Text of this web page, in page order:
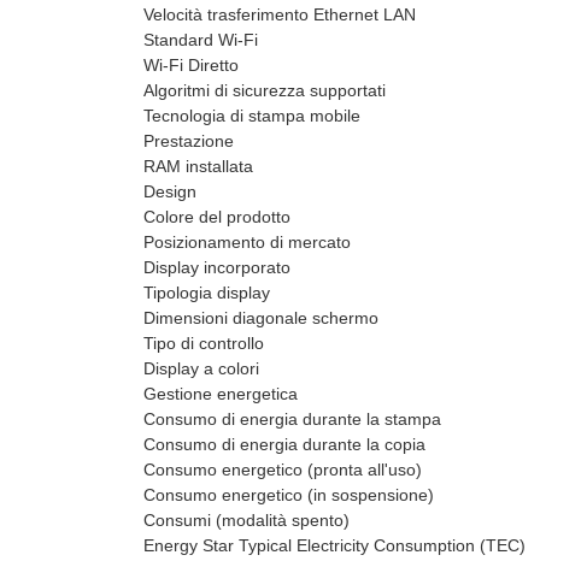
Velocità trasferimento Ethernet LAN
Standard Wi-Fi
Wi-Fi Diretto
Algoritmi di sicurezza supportati
Tecnologia di stampa mobile
Prestazione
RAM installata
Design
Colore del prodotto
Posizionamento di mercato
Display incorporato
Tipologia display
Dimensioni diagonale schermo
Tipo di controllo
Display a colori
Gestione energetica
Consumo di energia durante la stampa
Consumo di energia durante la copia
Consumo energetico (pronta all'uso)
Consumo energetico (in sospensione)
Consumi (modalità spento)
Energy Star Typical Electricity Consumption (TEC)